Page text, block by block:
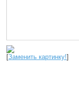
[Заменить картинку!]